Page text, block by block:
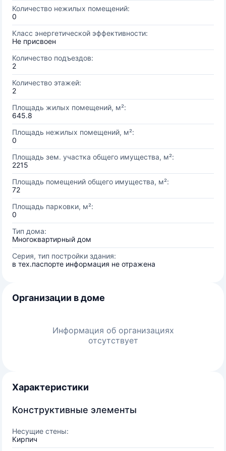
Количество нежилых помещений:
0
Класс энергетической эффективности:
Не присвоен
Количество подъездов:
2
Количество этажей:
2
Площадь жилых помещений, м²:
645.8
Площадь нежилых помещений, м²:
0
Площадь зем. участка общего имущества, м²:
2215
Площадь помещений общего имущества, м²:
72
Площадь парковки, м²:
0
Тип дома:
Многоквартирный дом
Серия, тип постройки здания:
в тех.паспорте информация не отражена
Организации в доме
Информация об организациях
отсутствует
Характеристики
Конструктивные элементы
Несущие стены:
Кирпич